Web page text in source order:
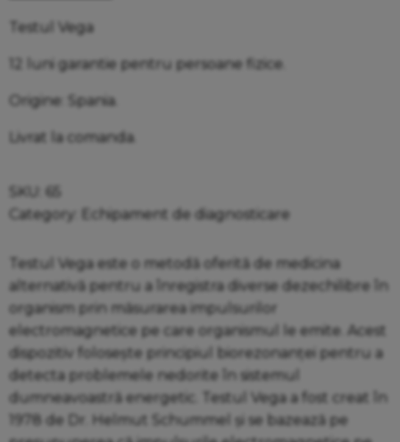
Testul Vega
12 luni garantie pentru persoane fizice.
Origine: Spania.
Livrat la comanda.
SKU: 65
Category:
Echipament de diagnosticare
Testul Vega este o metodă oferită de medicina
alternativă pentru a înregistra diverse dezechilibre în
organism prin măsurarea impulsurilor
electromagnetice pe care organismul le emite. Acest
dispozitiv folosește principiul biorezonanței pentru a
detecta problemele nedorite în sistemul
dumneavoastră energetic. Testul Vega a fost creat în
1978 de Dr. Helmut Schummel și se bazează pe